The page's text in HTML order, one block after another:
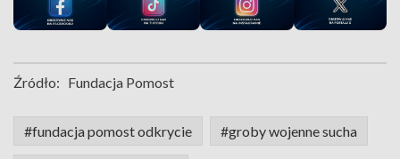
Źródło: Fundacja Pomost
#fundacja pomost odkrycie #groby wojenne sucha